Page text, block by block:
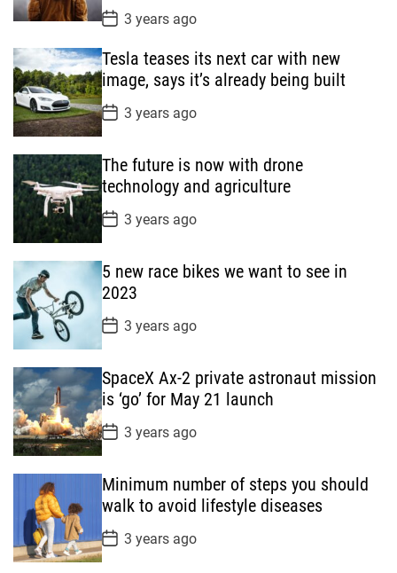
r
P
o
s
t
D
a
t
e
3 years ago
Tesla teases its next car with new
image, says it’s already being built
P
o
s
t
D
a
t
e
3 years ago
The future is now with drone
technology and agriculture
P
o
s
t
D
a
t
e
3 years ago
5 new race bikes we want to see in
2023
P
o
s
t
D
a
t
e
3 years ago
SpaceX Ax-2 private astronaut mission
is ‘go’ for May 21 launch
P
o
s
t
D
a
t
e
3 years ago
Minimum number of steps you should
walk to avoid lifestyle diseases
P
o
s
3 years ago